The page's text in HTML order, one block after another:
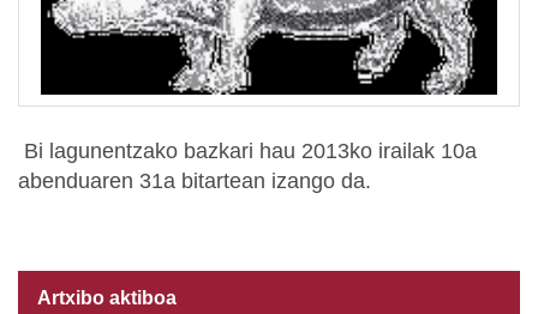
Bi lagunentzako bazkari hau 2013ko irailak 10a
abenduaren 31a bitartean izango da.
Artxibo aktiboa